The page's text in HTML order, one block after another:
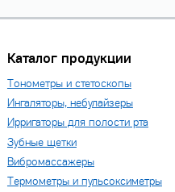
Каталог продукции
Тонометры и стетоскопы
Ингаляторы, небулайзеры
Ирригаторы для полости рта
Зубные щетки
Вибромассажеры
Термометры и пульсоксиметры